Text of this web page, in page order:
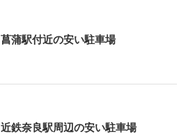
菖蒲駅付近の安い駐車場
近鉄奈良駅周辺の安い駐車場